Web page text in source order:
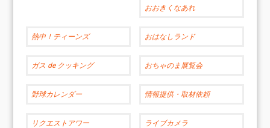
おおきくなあれ
熱中！ティーンズ おはなしランド
ガス de クッキング おちゃのま展覧会
野球カレンダー 情報提供・取材依頼
リクエストアワー ライブカメラ